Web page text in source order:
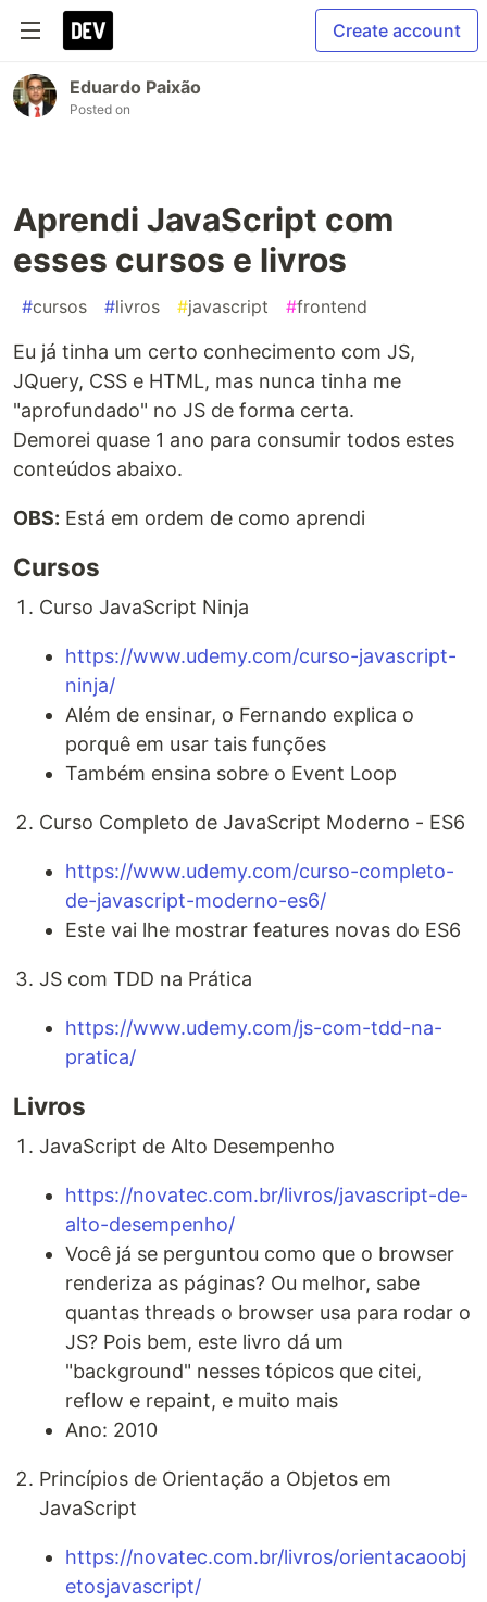
Create account
Eduardo Paixão
Posted on
Aprendi JavaScript com
esses cursos e livros
#cursos #livros #javascript #frontend
Eu já tinha um certo conhecimento com JS,
JQuery, CSS e HTML, mas nunca tinha me
"aprofundado" no JS de forma certa.
Demorei quase 1 ano para consumir todos estes
conteúdos abaixo.
OBS: Está em ordem de como aprendi
Cursos
Curso JavaScript Ninja
https://www.udemy.com/curso-javascript-
ninja/
Além de ensinar, o Fernando explica o
porquê em usar tais funções
Também ensina sobre o Event Loop
Curso Completo de JavaScript Moderno - ES6
https://www.udemy.com/curso-completo-
de-javascript-moderno-es6/
Este vai lhe mostrar features novas do ES6
JS com TDD na Prática
https://www.udemy.com/js-com-tdd-na-
pratica/
Livros
JavaScript de Alto Desempenho
https://novatec.com.br/livros/javascript-de-
alto-desempenho/
Você já se perguntou como que o browser
renderiza as páginas? Ou melhor, sabe
quantas threads o browser usa para rodar o
JS? Pois bem, este livro dá um
"background" nesses tópicos que citei,
reflow e repaint, e muito mais
Ano: 2010
Princípios de Orientação a Objetos em
JavaScript
https://novatec.com.br/livros/orientacaoobj
etosjavascript/